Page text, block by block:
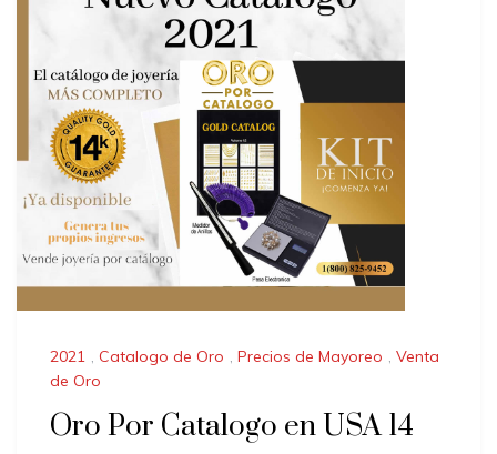
2021 , Catalogo de Oro , Precios de Mayoreo , Venta
de Oro
Oro Por Catalogo en USA 14